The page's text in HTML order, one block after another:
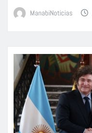
ManabiNoticias